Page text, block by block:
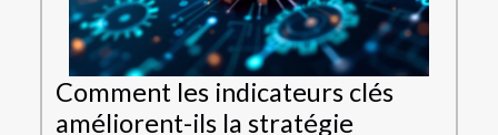
Comment les indicateurs clés
améliorent-ils la stratégie